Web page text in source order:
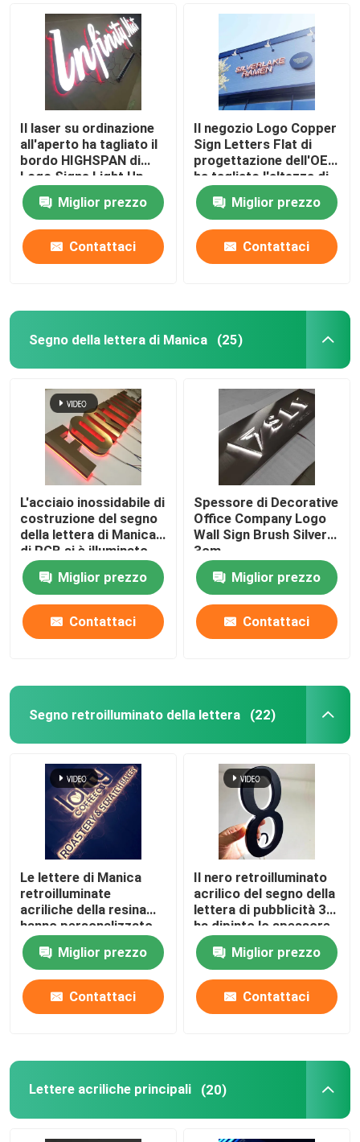
Prodotti
Circa noi
Giro della fabbrica
Controllo di qualità
Contattici
Richieda una citazione
Segno della lettera di Manica
Il laser su ordinazione
all'aperto ha tagliato il
bordo HIGHSPAN di
Logo Signs Light Up
Sign del metallo
Miglior prezzo
Contattaci
Il negozio Logo Copper
Sign Letters Flat di
progettazione dell'OEM
ha tagliato l'altezza di
100cm - di 10cm
Miglior prezzo
Contattaci
Segno della lettera di Manica (25)
L'acciaio inossidabile di
costruzione del segno
della lettera di Manica
di RGB si è illuminato
Miglior prezzo
Contattaci
Spessore di Decorative
Office Company Logo
Wall Sign Brush Silver
3cm
Miglior prezzo
Contattaci
Segno retroilluminato della lettera (22)
Le lettere di Manica
retroilluminate
acriliche della resina
hanno personalizzato
12VDC cromato
spazzolatoMiglior prezzo
Contattaci
Il nero retroilluminato
acrilico del segno della
lettera di pubblicità 3D
ha dipinto lo spessore
di 12cm
Miglior prezzo
Contattaci
Lettere acriliche principali (20)